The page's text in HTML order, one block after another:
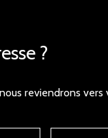
?
reviendrons vers